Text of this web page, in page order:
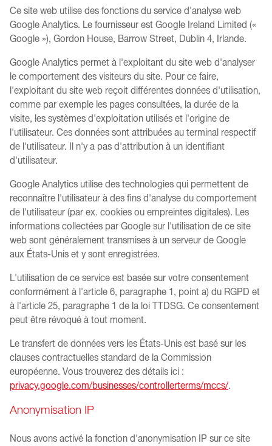
Ce site web utilise des fonctions du service d'analyse web
Google Analytics. Le fournisseur est Google Ireland Limited («
Google »), Gordon House, Barrow Street, Dublin 4, Irlande.
Google Analytics permet à l'exploitant du site web d'analyser
le comportement des visiteurs du site. Pour ce faire,
l'exploitant du site web reçoit différentes données d'utilisation,
comme par exemple les pages consultées, la durée de la
visite, les systèmes d'exploitation utilisés et l'origine de
l'utilisateur. Ces données sont attribuées au terminal respectif
de l'utilisateur. Il n'y a pas d'attribution à un identifiant
d'utilisateur.
Google Analytics utilise des technologies qui permettent de
reconnaître l'utilisateur à des fins d'analyse du comportement
de l'utilisateur (par ex. cookies ou empreintes digitales). Les
informations collectées par Google sur l'utilisation de ce site
web sont généralement transmises à un serveur de Google
aux États-Unis et y sont enregistrées.
L'utilisation de ce service est basée sur votre consentement
conformément à l'article 6, paragraphe 1, point a) du RGPD et
à l'article 25, paragraphe 1 de la loi TTDSG. Ce consentement
peut être révoqué à tout moment.
Le transfert de données vers les États-Unis est basé sur les
clauses contractuelles standard de la Commission
européenne. Vous trouverez des détails ici :
privacy.google.com/businesses/controllerterms/mccs/.
Anonymisation IP
Nous avons activé la fonction d'anonymisation IP sur ce site